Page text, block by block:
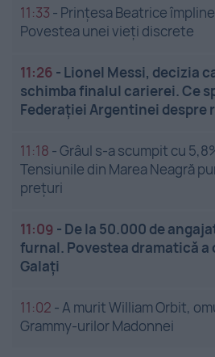
11:33 - Prințesa Beatrice
Povestea unei vieți discrete
11:26 - Lionel Messi, decizia
schimba finalul carierei. Ce
Federației Argentinei despre
11:18 -Grâul s-a scumpit cu
Tensiunile din Marea Neagră
prețuri
11:09 - De la 50.000 de
furnal. Povestea dramatică
Galați
11:02 -A murit William Orbit,
Grammy-urilor Madonnei